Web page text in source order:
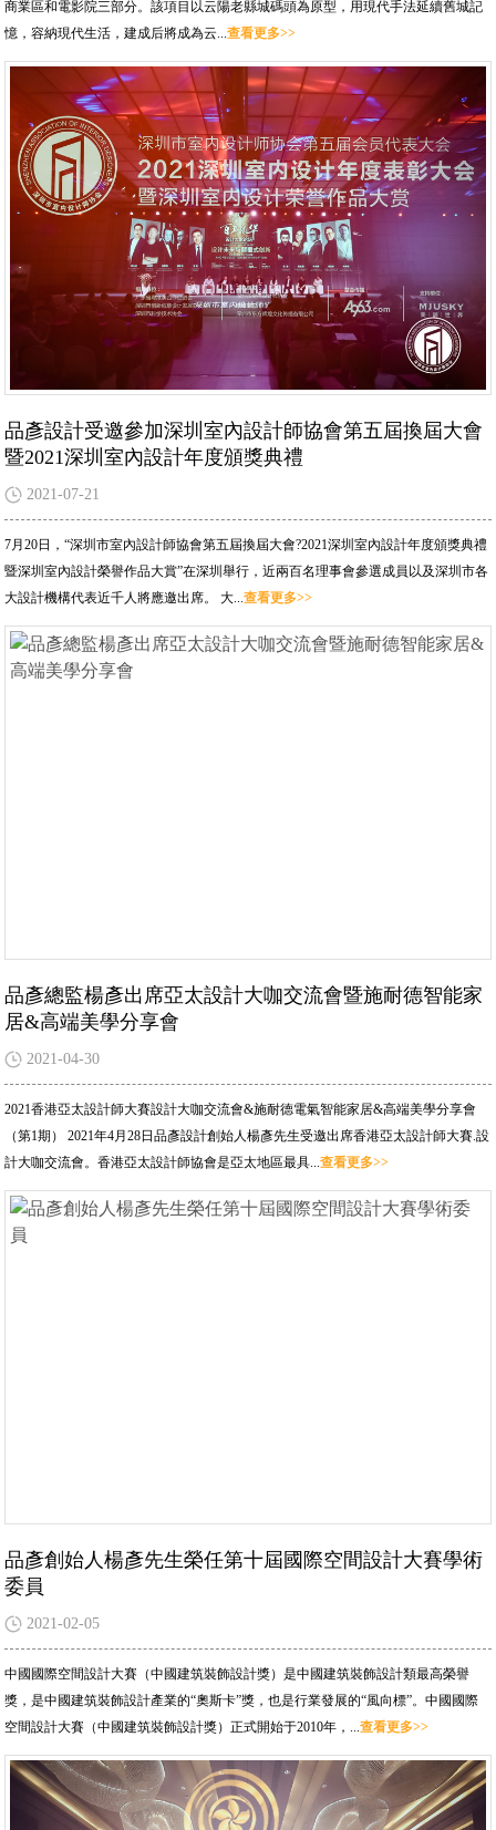
商業區和電影院三部分。該項目以云陽老縣城碼頭為原型，用現代手法延續舊城記
憶，容納現代生活，建成后將成為云...查看更多>>
品彥設計受邀參加深圳室內設計師協會第五屆換屆大會
暨2021深圳室內設計年度頒獎典禮
2021-07-21
7月20日，“深圳市室內設計師協會第五屆換屆大會?2021深圳室內設計年度頒獎典禮
暨深圳室內設計榮譽作品大賞”在深圳舉行，近兩百名理事會參選成員以及深圳市各
大設計機構代表近千人將應邀出席。 大...查看更多>>
品彥總監楊彥出席亞太設計大咖交流會暨施耐德智能家
居&高端美學分享會
2021-04-30
2021香港亞太設計師大賽設計大咖交流會&施耐德電氣智能家居&高端美學分享會
（第1期） 2021年4月28日品彥設計創始人楊彥先生受邀出席香港亞太設計師大賽.設
計大咖交流會。香港亞太設計師協會是亞太地區最具...查看更多>>
品彥創始人楊彥先生榮任第十屆國際空間設計大賽學術
委員
2021-02-05
中國國際空間設計大賽（中國建筑裝飾設計獎）是中國建筑裝飾設計類最高榮譽
獎，是中國建筑裝飾設計產業的“奧斯卡”獎，也是行業發展的“風向標”。中國國際
空間設計大賽（中國建筑裝飾設計獎）正式開始于2010年，...查看更多>>